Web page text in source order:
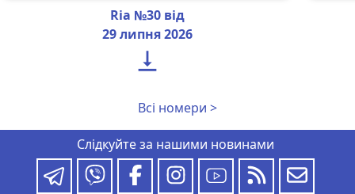
Ria №30 від
29 липня 2026

Всі номери >
Слідкуйте за нашими новинами